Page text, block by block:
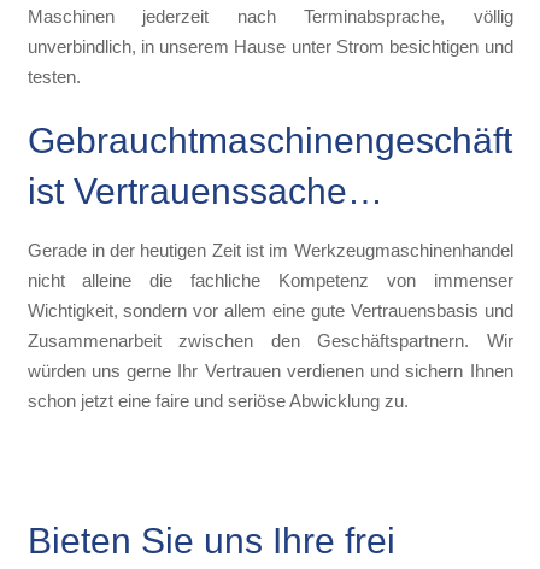
Maschinen jederzeit nach Terminabsprache, völlig
unverbindlich, in unserem Hause unter Strom besichtigen und
testen.
Gebrauchtmaschinengeschäft
ist Vertrauenssache…
Gerade in der heutigen Zeit ist im Werkzeugmaschinenhandel
nicht alleine die fachliche Kompetenz von immenser
Wichtigkeit, sondern vor allem eine gute Vertrauensbasis und
Zusammenarbeit zwischen den Geschäftspartnern. Wir
würden uns gerne Ihr Vertrauen verdienen und sichern Ihnen
schon jetzt eine faire und seriöse Abwicklung zu.
Bieten Sie uns Ihre frei